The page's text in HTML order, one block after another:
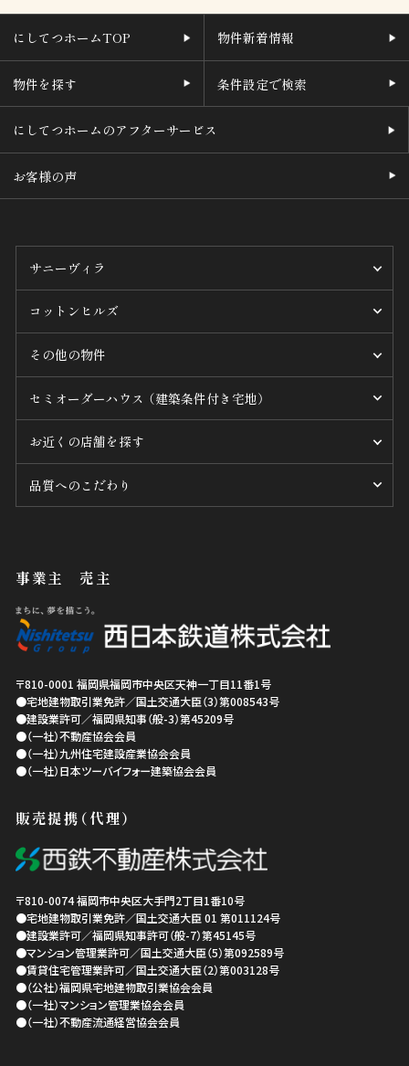
にしてつホームTOP 物件新着情報
物件を探す 条件設定で検索
にしてつホームのアフターサービス
お客様の声
サニーヴィラ
コットンヒルズ
その他の物件
セミオーダーハウス （建築条件付き宅地）
お近くの店舗を探す
品質へのこだわり
事業主 売主
〒810-0001 福岡県福岡市中央区天神一丁目11番1号
●宅地建物取引業免許／国土交通大臣（3）第008543号
●建設業許可／福岡県知事（般-3）第45209号
●（一社）不動産協会会員
●（一社）九州住宅建設産業協会会員
●（一社）日本ツーバイフォー建築協会会員
販売提携（代理）
〒810-0074福岡市中央区大手門2丁目1番10号
●宅地建物取引業免許／国土交通大臣 01 第011124号
●建設業許可／福岡県知事許可（般-7）第45145号
●マンション管理業許可／国土交通大臣（5）第092589号
●賃貸住宅管理業許可／国土交通大臣（2）第003128号
●（公社）福岡県宅地建物取引業協会会員
●（一社）マンション管理業協会会員
●（一社）不動産流通経営協会会員